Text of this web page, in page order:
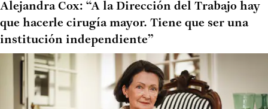
Alejandra Cox: “A la Dirección del Trabajo hay
que hacerle cirugía mayor. Tiene que ser una
institución independiente”